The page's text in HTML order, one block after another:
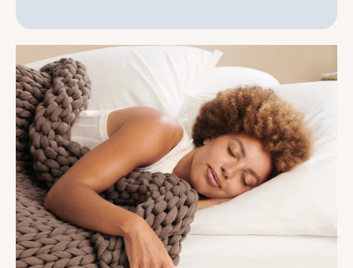
Fenster.Fenster.Fenster.